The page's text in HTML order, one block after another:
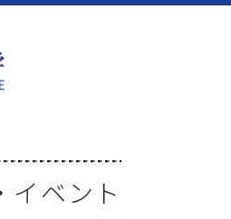
イベント